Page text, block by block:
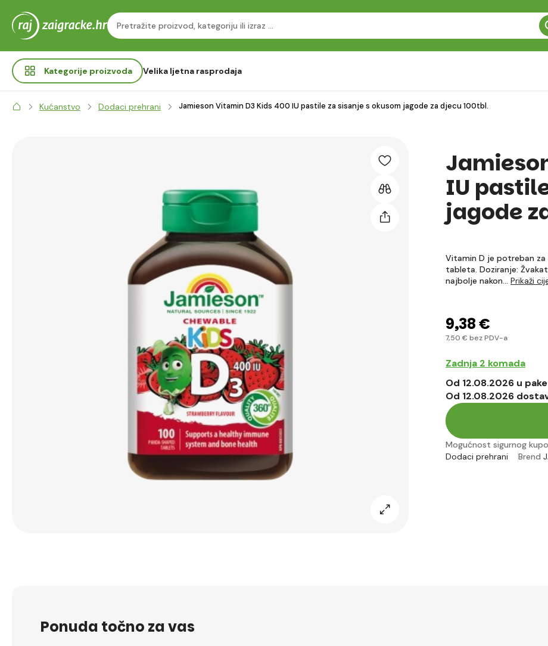
Kategorije proizvoda Velika ljetna rasprodaja
Kućanstvo Dodaci prehrani Jamieson Vitamin D3 Kids 400 IU pastile za sisanje s okusom jagode za djecu 100tbl.
IU
jagode
Vitamin D je potreban za
tableta. Doziranje:
najbolje nakon… Prikaži
9,38 €
7,50 € bez PDV-a
Zadnja 2 komada
Od 12.08.2026 u
Od 12.08.2026
Mogućnost sigurnog
Dodaci prehrani
Brend
Ponuda točno za vas